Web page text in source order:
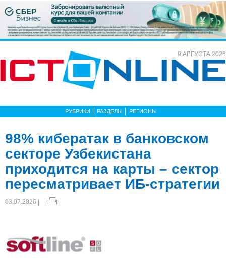
9 АВГУСТА 2026
РУБРИКИ РАЗДЕЛЫ РЕГИОНЫ
98% кибератак в банковском
секторе Узбекистана
приходится на карты – сектор
пересматривает ИБ-стратегии
03.07.2026 |